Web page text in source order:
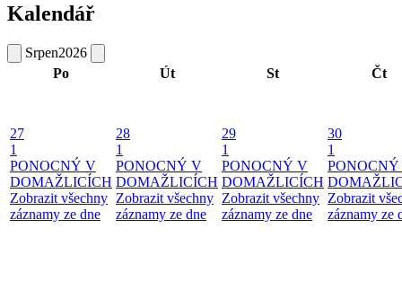
Kalendář
Srpen2026
Po
Út St Čt
27
1
PONOCNÝ V
DOMAŽLICÍCH
Zobrazit všechny
záznamy ze dne
28
1
PONOCNÝ V
DOMAŽLICÍCH
Zobrazit všechny
záznamy ze dne
29
1
PONOCNÝ V
DOMAŽLICÍCH
Zobrazit všechny
záznamy ze dne
30
1
Zobrazit
záznamy ze